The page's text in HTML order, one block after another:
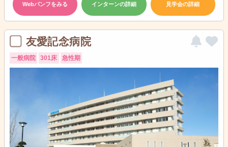
Webパンフをみる インターンの詳細 見学会の詳細
友愛記念病院
一般病院 301床 急性期